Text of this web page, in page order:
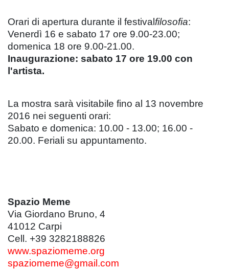
Orari di apertura durante il festivalfilosofia:
Venerdì 16 e sabato 17 ore 9.00-23.00;
domenica 18 ore 9.00-21.00.
Inaugurazione: sabato 17 ore 19.00 con
l'artista.
La mostra sarà visitabile fino al 13 novembre
2016 nei seguenti orari:
Sabato e domenica: 10.00 - 13.00; 16.00 -
20.00. Feriali su appuntamento.
Spazio Meme
Via Giordano Bruno, 4
41012 Carpi
Cell. +39 3282188826
www.spaziomeme.org
spaziomeme@gmail.com